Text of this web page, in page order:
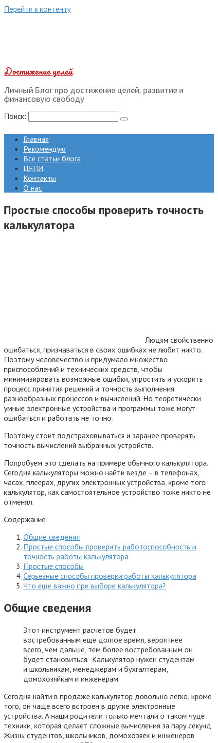
Перейти к контенту
Достижение целей
Личный Блог про достижение целей, развитие и
финансовую свободу
Поиск:
Главная
Рекомендую
Все статьи блога
ЦЕЛИ
Контакты
О нас
Простые способы проверить точность
калькулятора
Людям свойственно
ошибаться, признаваться в своих ошибках не любит никто.
Поэтому человечество и придумало множество
приспособлений и технических средств, чтобы
минимизировать возможные ошибки, упростить и ускорить
процесс принятия решений и точность выполнения
разнообразных процессов и вычислений. Но теоретически
умные электронные устройства и программы тоже могут
ошибаться и работать не точно.
Поэтому стоит подстраховываться и заранее проверять
точность вычислений выбранных устройств.
Попробуем это сделать на примере обычного калькулятора.
Сегодня калькуляторы можно найти везде – в телефонах,
часах, плеерах, других электронных устройства, кроме того
калькулятор, как самостоятельное устройство тоже никто не
отменял.
Содержание
Общие сведения
Простые способы проверить работоспособность и
точность работы калькулятора
Простые способы
Серьезные способы проверки работы калькулятора
Что еще важно при выборе калькулятора?
Общие сведения
Этот инструмент расчетов будет
востребованным еще долгое время, вероятнее
всего, чем дальше, тем более востребованным он
будет становиться. Калькулятор нужен студентам
и школьникам, менеджерам и бухгалтерам,
домохозяйкам и инженерам.
Сегодня найти в продаже калькулятор довольно легко, кроме
того, он чаще всего встроен в другие электронные
устройства. А наши родители только мечтали о таком чуде
техники, которая делает сложные вычисления за пару секунд.
Жизнь студентов, школьников, домохозяек и инженеров